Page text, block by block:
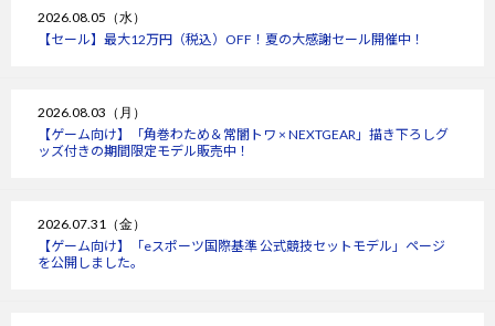
2026.08.05（水）
【セール】最大12万円（税込）OFF！夏の大感謝セール開催中！
2026.08.03（月）
【ゲーム向け】「角巻わため＆常闇トワ × NEXTGEAR」描き下ろしグ
ッズ付きの期間限定モデル販売中！
2026.07.31（金）
【ゲーム向け】「eスポーツ国際基準 公式競技セットモデル」ページ
を公開しました。